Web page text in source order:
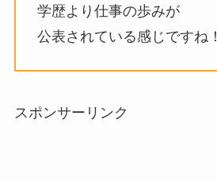
学歴より仕事の歩みが
公表されている感じですね！
スポンサーリンク